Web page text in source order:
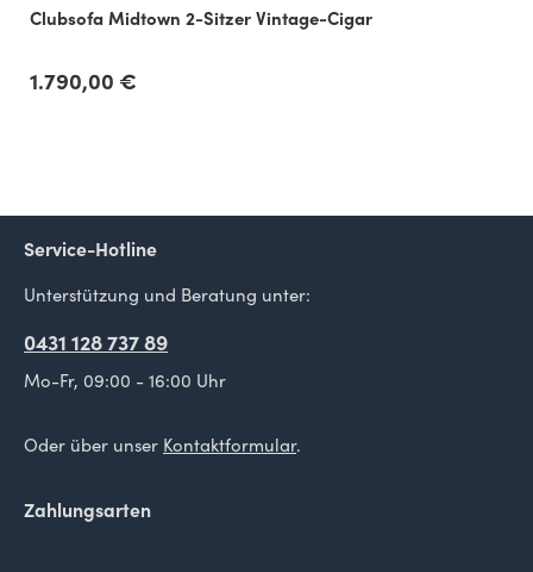
Clubsofa Midtown 2-Sitzer Vintage-Cigar
Regulärer Preis:
1.790,00 €
Service-Hotline
Unterstützung und Beratung unter:
0431 128 737 89
Mo-Fr, 09:00 - 16:00 Uhr
Oder über unser Kontaktformular.
Zahlungsarten